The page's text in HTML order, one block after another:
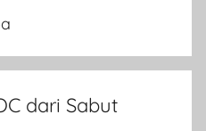
dari Sabut